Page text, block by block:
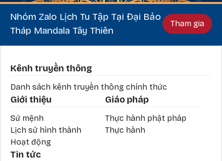
Nhóm Zalo Lịch Tu Tập Tại Đại Bảo
Tháp Mandala Tây Thiên
Tham gia
Phần chân
Kênh truyền thông
Danh sách kênh truyền thông chính thức
Giới thiệu
Sứ mệnh
Lịch sử hình thành
Hoạt động
Giáo pháp
Thực hành phật pháp
Thực hành
Tin tức